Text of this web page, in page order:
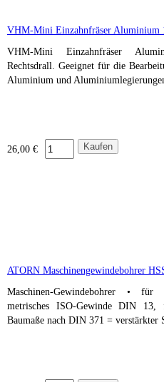
VHM-Mini Einzahnfräser Aluminium
VHM-Mini Einzahnfräser
Rechtsdrall. Geeignet für die
Aluminium und
26,00 €
ATORN Maschinengewindebohrer
Maschinen-Gewindebohrer •
metrisches ISO-Gewinde DIN
Baumaße nach DIN 371 =